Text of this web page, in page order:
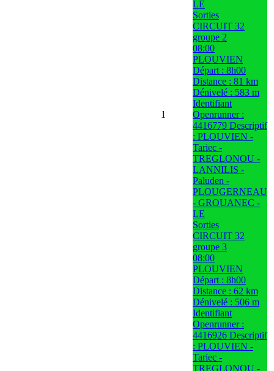
1
LE
Sorties
CIRCUIT 32
groupe 2
08:00
PLOUVIEN
Départ : 8h00
Distance : 81 km
Dénivelé : 583 m
Identifiant
Openrunner :
4416779 Descriptif
: PLOUVIEN -
Tariec -
TREGLONOU -
LANNILIS -
Paluden -
PLOUGERNEAU
- GROUANEC -
LE
Sorties
CIRCUIT 32
groupe 3
08:00
PLOUVIEN
Départ : 8h00
Distance : 62 km
Dénivelé : 506 m
Identifiant
Openrunner :
4416926 Descriptif
: PLOUVIEN -
Tariec -
TREGLONOU -